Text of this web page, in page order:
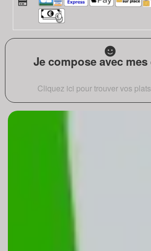
Je compose avec
Cliquez ici pour trouver vos